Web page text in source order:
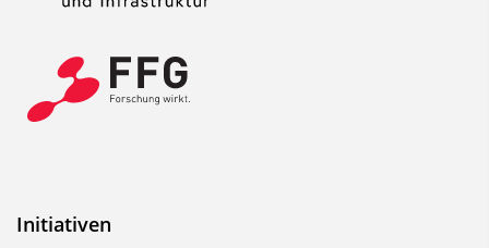
Initiativen